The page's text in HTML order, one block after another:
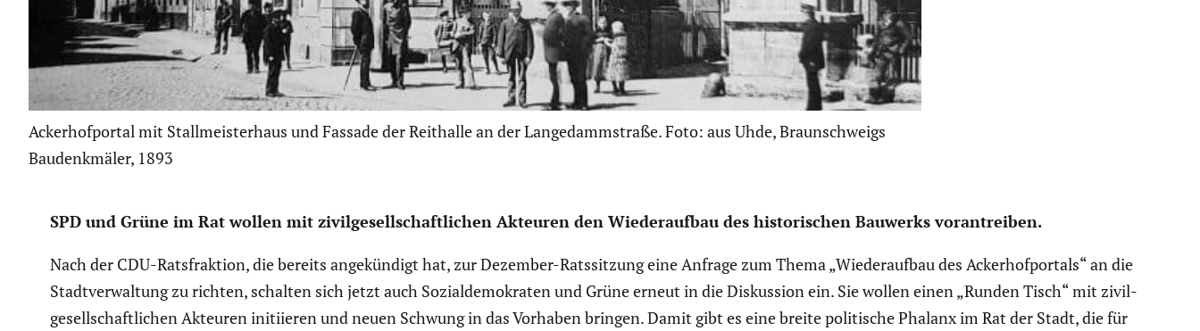
Ackerhofportal mit Stallmeisterhaus und Fassade der Reithalle an der Langedammstraße. Foto: aus Uhde, Braunschweigs
Baudenkmäler, 1893
SPD und Grüne im Rat wollen mit zivil­ge­sell­schaft­li­chen Akteuren den Wieder­aufbau des histo­ri­schen Bauwerks voran­treiben.
Nach der CDU-Ratsfrak­tion, die bereits angekün­digt hat, zur Dezember-Ratssit­zung eine Anfrage zum Thema „Wieder­aufbau des Acker­hof­por­tals“ an die
Stadt­ver­wal­tung zu richten, schalten sich jetzt auch Sozial­de­mo­kraten und Grüne erneut in die Diskus­sion ein. Sie wollen einen „Runden Tisch“ mit zivil­
ge­sell­schaft­li­chen Akteuren initi­ieren und neuen Schwung in das Vorhaben bringen. Damit gibt es eine breite politi­sche Phalanx im Rat der Stadt, die für